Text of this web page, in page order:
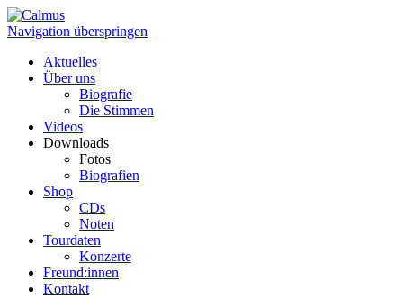
Navigation überspringen
Aktuelles
Über uns
Biografie
Die Stimmen
Videos
Downloads
Fotos
Biografien
Shop
CDs
Noten
Tourdaten
Konzerte
Freund:innen
Kontakt